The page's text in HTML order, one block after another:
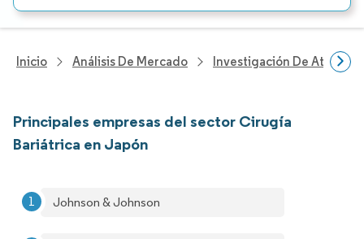
Inicio Análisis De Mercado Investigación De
Principales empresas del sector Cirugía
Bariátrica en Japón
Johnson & Johnson